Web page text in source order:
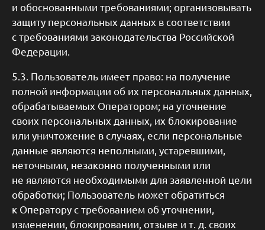
и обоснованными требованиями; организовывать
защиту персональных данных в соответствии
с требованиями законодательства Российской
Федерации.
5.3. Пользователь имеет право: на получение
полной информации об их персональных данных,
обрабатываемых Оператором; на уточнение
своих персональных данных, их блокирование
или уничтожение в случаях, если персональные
данные являются неполными, устаревшими,
неточными, незаконно полученными или
не являются необходимыми для заявленной цели
обработки; Пользователь может обратиться
к Оператору с требованием об уточнении,
изменении, блокировании, отзыве и т. д. своих